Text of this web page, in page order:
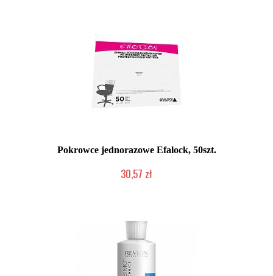
Pokrowce jednorazowe Efalock, 50szt.
30,57 zł